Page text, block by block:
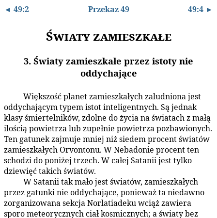
◄ 49:2 Przekaz 49 49:4 ►
Światy zamieszkałe
3. Światy zamieszkałe przez istoty nie
oddychające
Większość planet zamieszkałych zaludniona jest
oddychającym typem istot inteligentnych. Są jednak
klasy śmiertelników, zdolne do życia na światach z małą
ilością powietrza lub zupełnie powietrza pozbawionych.
Ten gatunek zajmuje mniej niż siedem procent światów
zamieszkałych Orvontonu. W Nebadonie procent ten
schodzi do poniżej trzech. W całej Satanii jest tylko
dziewięć takich światów.
W Satanii tak mało jest światów, zamieszkałych
przez gatunki nie oddychające, ponieważ ta niedawno
zorganizowana sekcja Norlatiadeku wciąż zawiera
sporo meteorycznych ciał kosmicznych; a światy bez